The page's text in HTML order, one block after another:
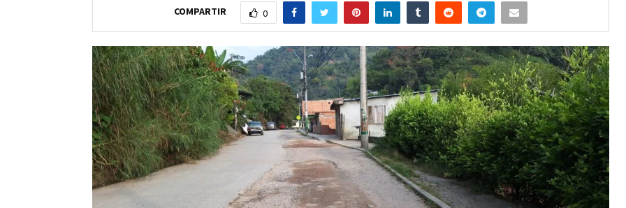
COMPARTIR 0